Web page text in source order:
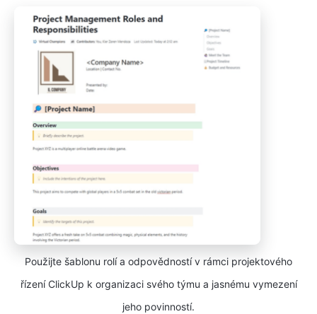
Použijte šablonu rolí a odpovědností v rámci projektového
řízení ClickUp k organizaci svého týmu a jasnému vymezení
jeho povinností.